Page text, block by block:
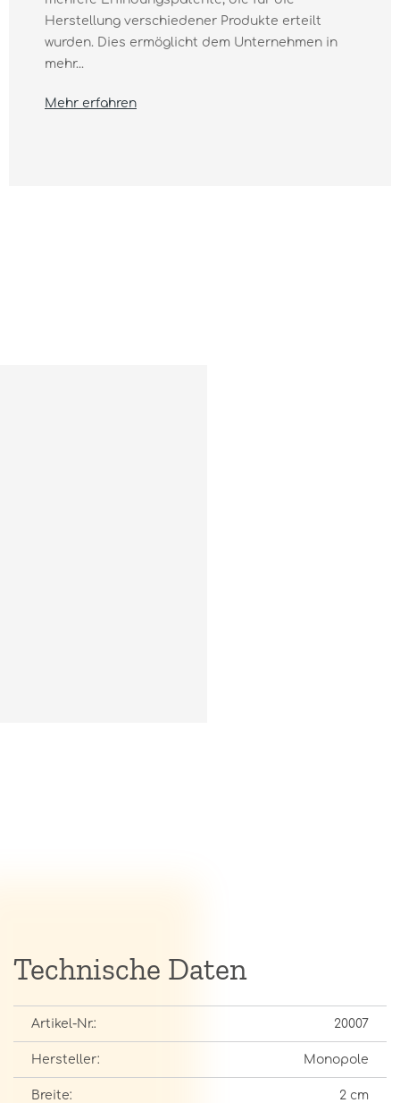
Herstellung verschiedener Produkte erteilt
wurden. Dies ermöglicht dem Unternehmen in
mehr...
Mehr erfahren
Technische Daten
Artikel-Nr.: 20007
Hersteller: Monopole
Breite: 2 cm